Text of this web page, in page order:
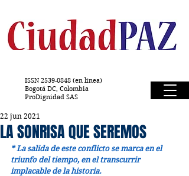
ISSN 2539-0848 (en línea)
Bogotá DC, Colombia
ProDignidad SAS
LA SONRISA QUE SEREMOS
22 jun 2021
* La salida de este conflicto se marca en el
triunfo del tiempo, en el transcurrir
implacable de la historia.